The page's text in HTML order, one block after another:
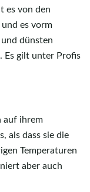
es von den
es vorm
dünsten
Es gilt unter Profis
auf ihrem
als dass sie die
Temperaturen
aber auch